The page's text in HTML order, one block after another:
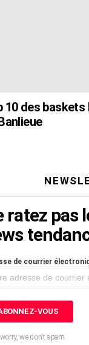
10 des
ratez pas
de courrier
we don't spam